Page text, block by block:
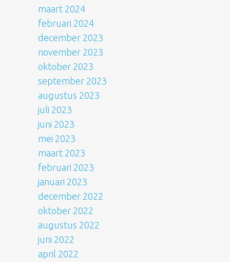
maart 2024
februari 2024
december 2023
november 2023
oktober 2023
september 2023
augustus 2023
juli 2023
juni 2023
mei 2023
maart 2023
februari 2023
januari 2023
december 2022
oktober 2022
augustus 2022
juni 2022
april 2022